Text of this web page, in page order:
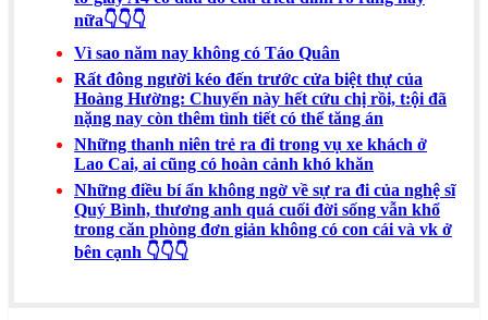
nữa👇👇👇
Vì sao năm nay không có Táo Quân
Rất đông người kéo đến trước cửa biệt thự của
Hoàng Hường: Chuyến này hết cứu chị rồi, t:ội đã
nặng nay còn thêm tình tiết có thể tăng án
Những thanh niên trẻ ra đi trong vụ xe khách ở
Lao Cai, ai cũng có hoàn cảnh khó khăn
Những điều bí ẩn không ngờ về sự ra đi của nghệ sĩ
Quý Bình, thương anh quá cuối đời sống vẫn khổ
trong căn phòng đơn giản không có con cái và vk ở
bên cạnh 👇👇👇